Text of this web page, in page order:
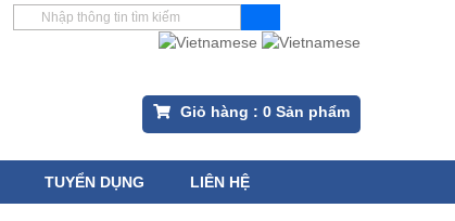
Giỏ hàng : 0 Sản phẩm
TUYỂN DỤNG LIÊN HỆ